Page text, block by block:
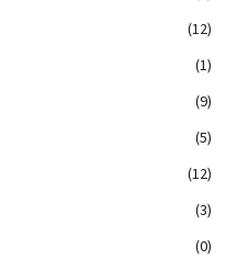
(12)
(1)
(9)
(5)
(12)
(3)
(0)